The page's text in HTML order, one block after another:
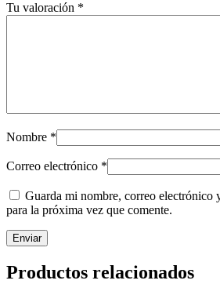
Tu valoración *
Nombre *
Correo electrónico *
Guarda mi nombre, correo electrónico
para la próxima vez que comente.
Productos relacionados